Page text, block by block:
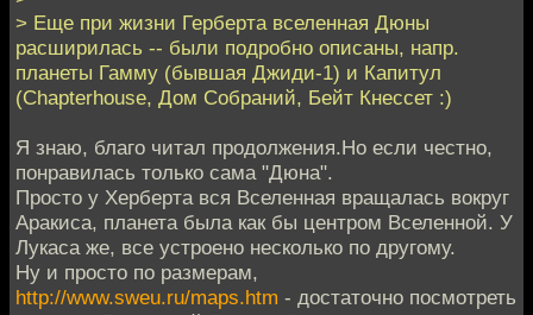
> Еще при жизни Герберта вселенная Дюны
расширилась -- были подробно описаны, напр.
планеты Гамму (бывшая Джиди-1) и Капитул
(Chapterhouse, Дом Собраний, Бейт Кнессет :)
Я знаю, благо читал продолжения.Но если честно,
понравилась только сама "Дюна".
Просто у Херберта вся Вселенная вращалась вокруг
Аракиса, планета была как бы центром Вселенной. У
Лукаса же, все устроено несколько по другому.
Ну и просто по размерам,
http://www.sweu.ru/maps.htm - достаточно посмотреть